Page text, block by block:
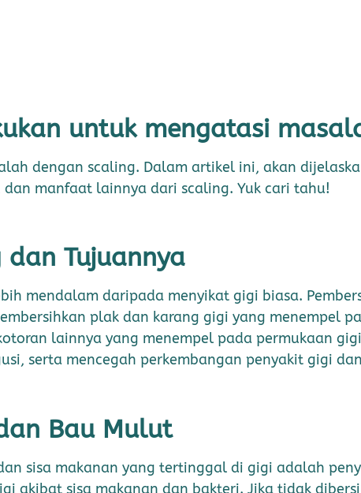
untuk mengatasi
dengan scaling. Dalam artikel ini, akan
manfaat lainnya dari scaling. Yuk cari tahu!
Tujuannya
mendalam daripada menyikat gigi biasa.
plak dan karang gigi yang menempel
lainnya yang menempel pada permukaan
serta mencegah perkembangan penyakit gigi
Bau Mulut
sisa makanan yang tertinggal di gigi adalah
akibat sisa makanan dan bakteri. Jika tidak